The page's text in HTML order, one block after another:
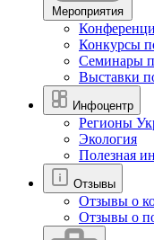
Мероприятия
Конкурсы
Семинары
Выставки
Инфоцентр
Регионы
Экология
Полезная
Отзывы
Отзывы о
Отзывы о